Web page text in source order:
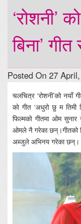
‘रोशनी’
बिना’
Posted On 27
चलचित्र ‘रोशनी’को नयाँ
को गीत ‘अधुरो छु म तिमी
फिल्मको गीतमा ओम
ओमले नै गरेका छन्।गीतको
अब्जुले अभिनय गरेका छन्।